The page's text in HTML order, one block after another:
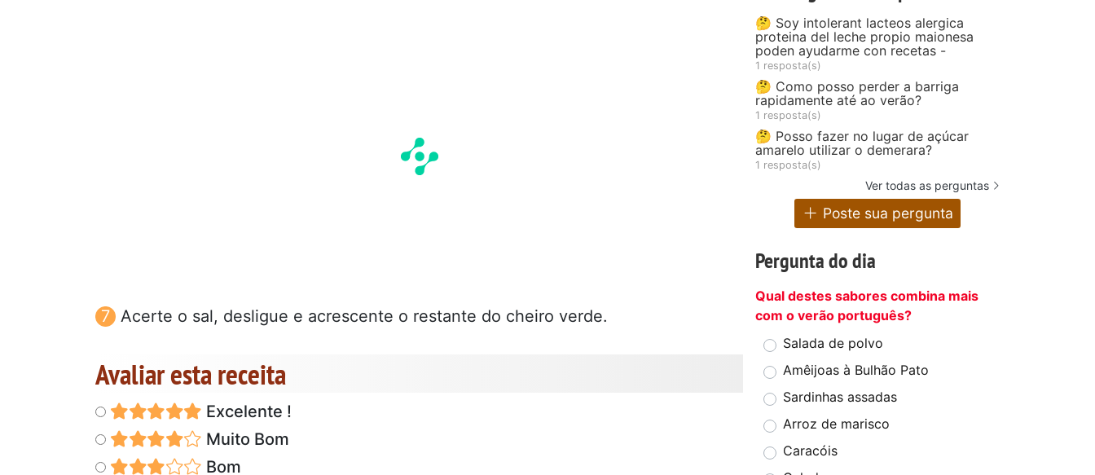
Acerte o sal, desligue e acrescente o restante do cheiro verde.
Avaliar esta receita
Excelente !
Muito Bom
Bom
🤔 Soy intolerant lacteos alergica
proteina del leche propio maionesa
poden ayudarme con recetas -
1 resposta(s)
🤔 Como posso perder a barriga
rapidamente até ao verão?
1 resposta(s)
🤔 Posso fazer no lugar de açúcar
amarelo utilizar o demerara?
1 resposta(s)
Ver todas as perguntas
Poste sua pergunta
Pergunta do dia
Qual destes sabores combina mais
com o verão português?
Salada de polvo
Amêijoas à Bulhão Pato
Sardinhas assadas
Arroz de marisco
Caracóis